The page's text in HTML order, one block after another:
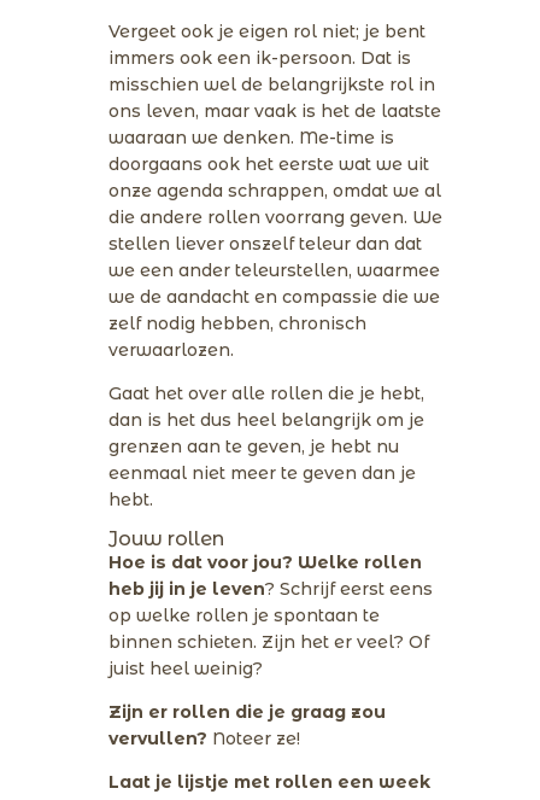
Vergeet ook je eigen rol niet; je bent
immers ook een ik-persoon. Dat is
misschien wel de belangrijkste rol in
ons leven, maar vaak is het de laatste
waaraan we denken. Me-time is
doorgaans ook het eerste wat we uit
onze agenda schrappen, omdat we al
die andere rollen voorrang geven. We
stellen liever onszelf teleur dan dat
we een ander teleurstellen, waarmee
we de aandacht en compassie die we
zelf nodig hebben, chronisch
verwaarlozen.
Gaat het over alle rollen die je hebt,
dan is het dus heel belangrijk om je
grenzen aan te geven, je hebt nu
eenmaal niet meer te geven dan je
hebt.
Jouw rollen
Hoe is dat voor jou? Welke rollen
heb jij in je leven? Schrijf eerst eens
op welke rollen je spontaan te
binnen schieten. Zijn het er veel? Of
juist heel weinig?
Zijn er rollen die je graag zou
vervullen? Noteer ze!
Laat je lijstje met rollen een week